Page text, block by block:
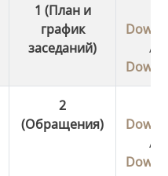
1 (План и
график
заседаний)
/
2
(Обращения)
/